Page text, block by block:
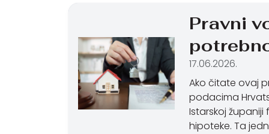
Pravni
17.06.2026.
Ako čitate ovaj
podacima
Istarskoj
hipoteke. Ta